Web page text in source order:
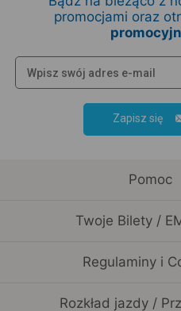
promocjami oraz
Zapisz się
Pomoc
Twoje Bilety /
Regulaminy i
Rozkład jazdy /